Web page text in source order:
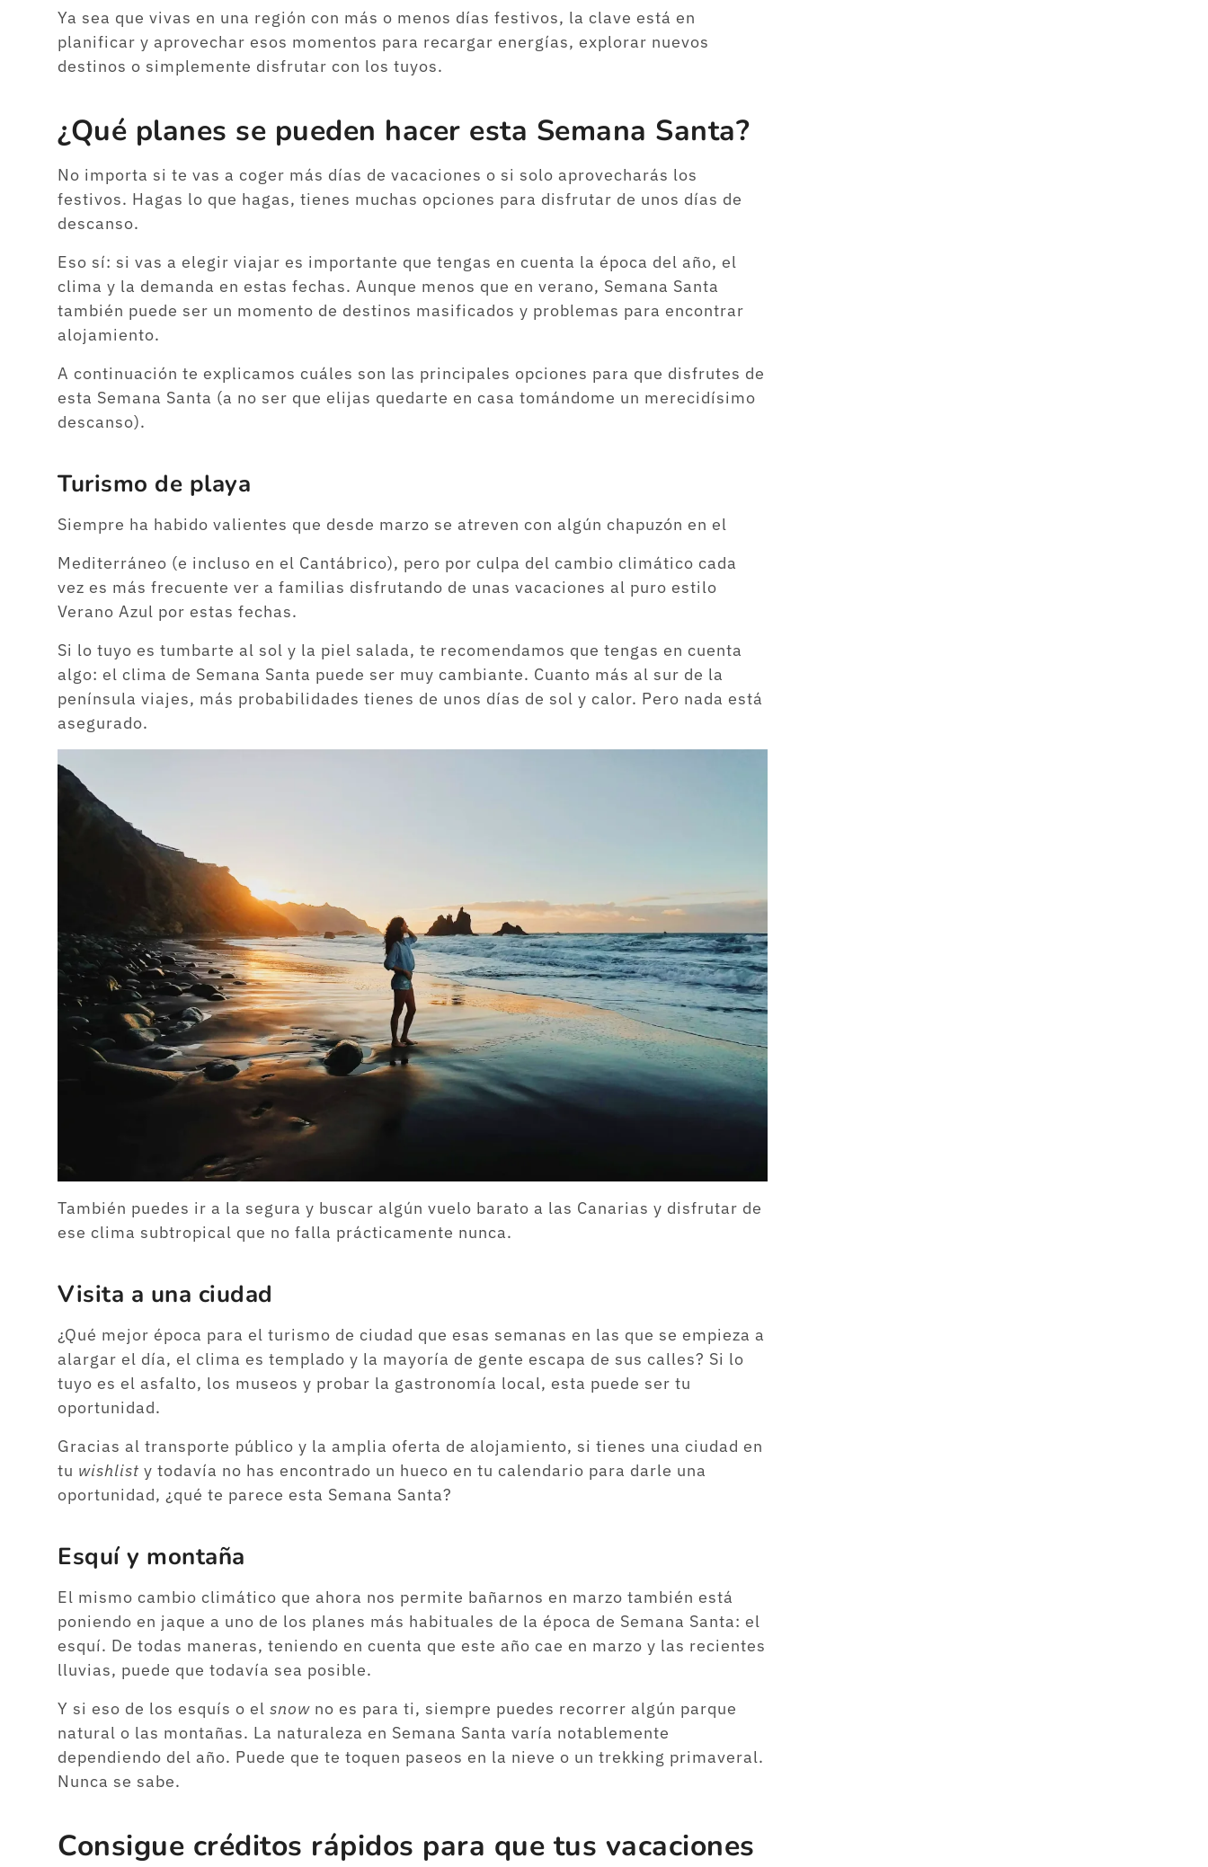
Ya sea que vivas en una región con más o menos días festivos, la clave está en
planificar y aprovechar esos momentos para recargar energías, explorar nuevos
destinos o simplemente disfrutar con los tuyos.
¿Qué planes se pueden hacer esta Semana Santa?
No importa si te vas a coger más días de vacaciones o si solo aprovecharás los
festivos. Hagas lo que hagas, tienes muchas opciones para disfrutar de unos días de
descanso.
Eso sí: si vas a elegir viajar es importante que tengas en cuenta la época del año, el
clima y la demanda en estas fechas. Aunque menos que en verano, Semana Santa
también puede ser un momento de destinos masificados y problemas para encontrar
alojamiento.
A continuación te explicamos cuáles son las principales opciones para que disfrutes de
esta Semana Santa (a no ser que elijas quedarte en casa tomándome un merecidísimo
descanso).
Turismo de playa
Siempre ha habido valientes que desde marzo se atreven con algún chapuzón en el
Mediterráneo (e incluso en el Cantábrico), pero por culpa del cambio climático cada
vez es más frecuente ver a familias disfrutando de unas vacaciones al puro estilo
Verano Azul por estas fechas.
Si lo tuyo es tumbarte al sol y la piel salada, te recomendamos que tengas en cuenta
algo: el clima de Semana Santa puede ser muy cambiante. Cuanto más al sur de la
península viajes, más probabilidades tienes de unos días de sol y calor. Pero nada está
asegurado.
También puedes ir a la segura y buscar algún vuelo barato a las Canarias y disfrutar de
ese clima subtropical que no falla prácticamente nunca.
Visita a una ciudad
¿Qué mejor época para el turismo de ciudad que esas semanas en las que se empieza a
alargar el día, el clima es templado y la mayoría de gente escapa de sus calles? Si lo
tuyo es el asfalto, los museos y probar la gastronomía local, esta puede ser tu
oportunidad.
Gracias al transporte público y la amplia oferta de alojamiento, si tienes una ciudad en
tu wishlist y todavía no has encontrado un hueco en tu calendario para darle una
oportunidad, ¿qué te parece esta Semana Santa?
Esquí y montaña
El mismo cambio climático que ahora nos permite bañarnos en marzo también está
poniendo en jaque a uno de los planes más habituales de la época de Semana Santa: el
esquí. De todas maneras, teniendo en cuenta que este año cae en marzo y las recientes
lluvias, puede que todavía sea posible.
Y si eso de los esquís o el snow no es para ti, siempre puedes recorrer algún parque
natural o las montañas. La naturaleza en Semana Santa varía notablemente
dependiendo del año. Puede que te toquen paseos en la nieve o un trekking primaveral.
Nunca se sabe.
Consigue créditos rápidos para que tus vacaciones